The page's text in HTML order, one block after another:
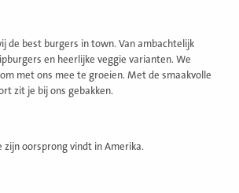
de best burgers in town. Van ambachtelijk
en heerlijke veggie varianten. We
met ons mee te groeien. Met de smaakvolle
zit je bij ons gebakken.
zijn oorsprong vindt in Amerika.